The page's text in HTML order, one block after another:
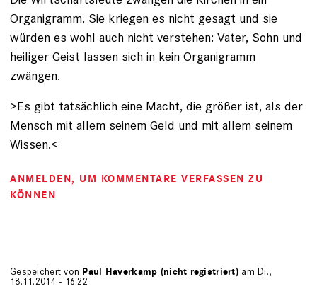
Organigramm. Sie kriegen es nicht gesagt und sie
würden es wohl auch nicht verstehen: Vater, Sohn und
heiliger Geist lassen sich in kein Organigramm
zwängen.
>Es gibt tatsächlich eine Macht, die größer ist, als der
Mensch mit allem seinem Geld und mit allem seinem
Wissen.<
ANMELDEN, UM KOMMENTARE VERFASSEN ZU
KÖNNEN
Gespeichert von Paul Haverkamp (nicht registriert) am Di.,
18.11.2014 - 16:22